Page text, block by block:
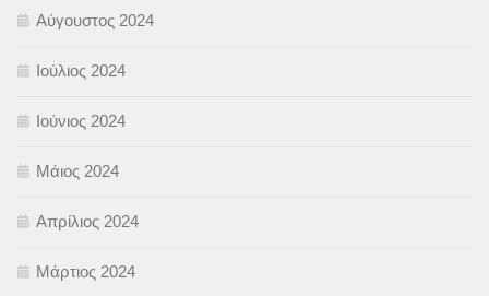
Αύγουστος 2024
Ιούλιος 2024
Ιούνιος 2024
Μάιος 2024
Απρίλιος 2024
Μάρτιος 2024